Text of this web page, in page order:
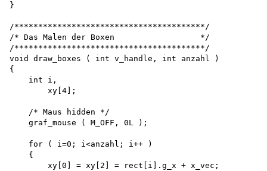
}
/****************************************/
/* Das Malen der Boxen                  */
/****************************************/
void draw_boxes ( int v_handle, int anzahl )
{
    int i,
        xy[4];
    /* Maus hidden */
    graf_mouse ( M_OFF, 0L );
    for ( i=0; i<anzahl; i++ )
    {
        xy[0] = xy[2] = rect[i].g_x + x_vec;